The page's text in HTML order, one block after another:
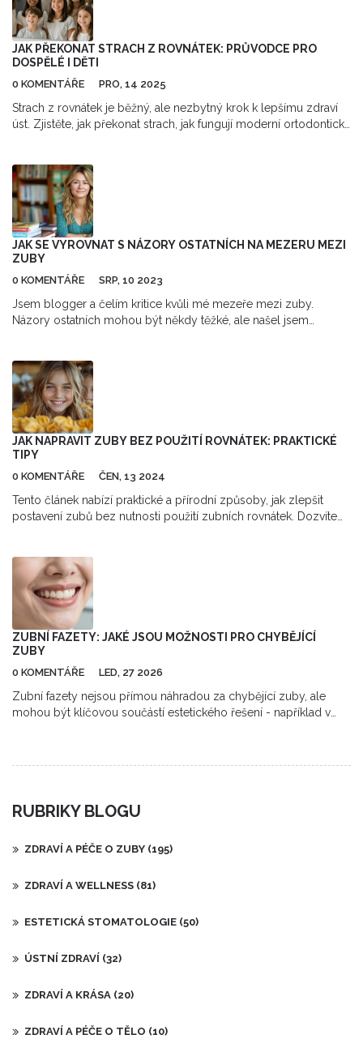
JAK PŘEKONAT STRACH Z ROVNÁTEK: PRŮVODCE PRO
DOSPĚLÉ I DĚTI
0 KOMENTÁŘE PRO, 14 2025
Strach z rovnátek je běžný, ale nezbytný krok k lepšímu zdraví
úst. Zjistěte, jak překonat strach, jak fungují moderní ortodontické
JAK SE VYROVNAT S NÁZORY OSTATNÍCH NA MEZERU MEZI
ZUBY
0 KOMENTÁŘE SRP, 10 2023
Jsem blogger a čelím kritice kvůli mé mezeře mezi zuby.
Názory ostatních mohou být někdy těžké, ale našel jsem
přestože mám mezeru mezi zuby. Je to moje zkušenost, mé
cesty a mé rady pro všechny, kdo se cítí pod tlakem kvůli svým
fyzickým vlastnostem. Společně můžeme zvýšit svou sílu a
sebedůvěru.
JAK NAPRAVIT ZUBY BEZ POUŽITÍ ROVNÁTEK: PRAKTICKÉ
TIPY
0 KOMENTÁŘE ČEN, 13 2024
Tento článek nabízí praktické a přírodní způsoby, jak zlepšit
postavení zubů bez nutnosti použití zubních rovnátek. Dozvíte
krásného úsměvu.
ZUBNÍ FAZETY: JAKÉ JSOU MOŽNOSTI PRO CHYBĚJÍCÍ
ZUBY
0 KOMENTÁŘE LED, 27 2026
Zubní fazety nejsou přímou náhradou za chybějící zuby, ale
mohou být klíčovou součástí estetického řešení - například v
RUBRIKY BLOGU
ZDRAVÍ A PÉČE O ZUBY (195)
ZDRAVÍ A WELLNESS (81)
ESTETICKÁ STOMATOLOGIE (50)
ÚSTNÍ ZDRAVÍ (32)
ZDRAVÍ A KRÁSA (20)
ZDRAVÍ A PÉČE O TĚLO (10)